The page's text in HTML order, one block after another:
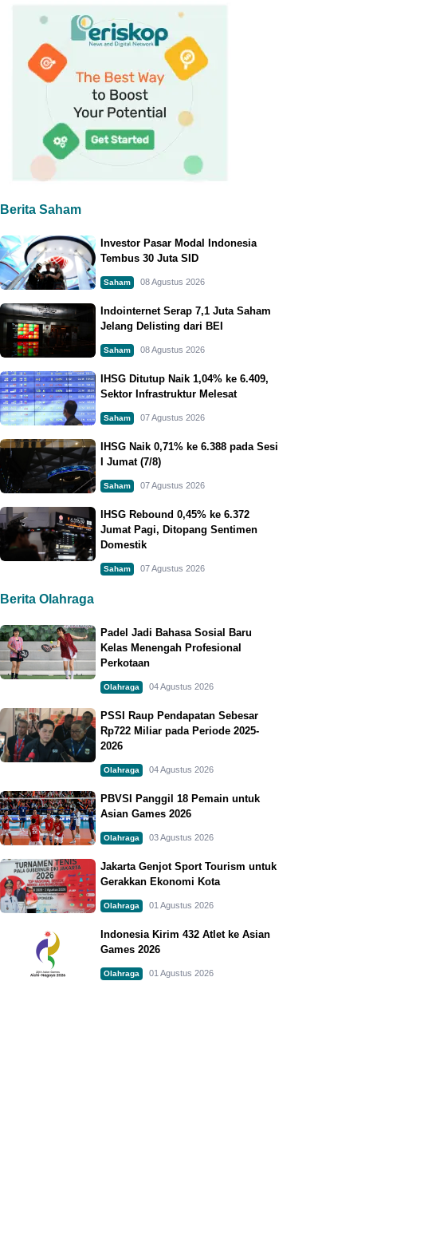
Berita Saham
Investor Pasar Modal Indonesia
Tembus 30 Juta SID
Saham 08 Agustus 2026
Indointernet Serap 7,1 Juta Saham
Jelang Delisting dari BEI
Saham 08 Agustus 2026
IHSG Ditutup Naik 1,04% ke 6.409,
Sektor Infrastruktur Melesat
Saham 07 Agustus 2026
IHSG Naik 0,71% ke 6.388 pada Sesi
I Jumat (7/8)
Saham 07 Agustus 2026
IHSG Rebound 0,45% ke 6.372
Jumat Pagi, Ditopang Sentimen
Domestik
Saham 07 Agustus 2026
Berita Olahraga
Padel Jadi Bahasa Sosial Baru
Kelas Menengah Profesional
Perkotaan
Olahraga 04 Agustus 2026
PSSI Raup Pendapatan Sebesar
Rp722 Miliar pada Periode 2025-
2026
Olahraga 04 Agustus 2026
PBVSI Panggil 18 Pemain untuk
Asian Games 2026
Olahraga 03 Agustus 2026
Jakarta Genjot Sport Tourism untuk
Gerakkan Ekonomi Kota
Olahraga 01 Agustus 2026
Indonesia Kirim 432 Atlet ke Asian
Games 2026
Olahraga 01 Agustus 2026